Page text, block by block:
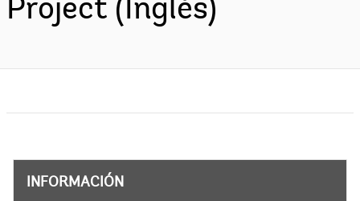
Project (Inglés)
INFORMACIÓN